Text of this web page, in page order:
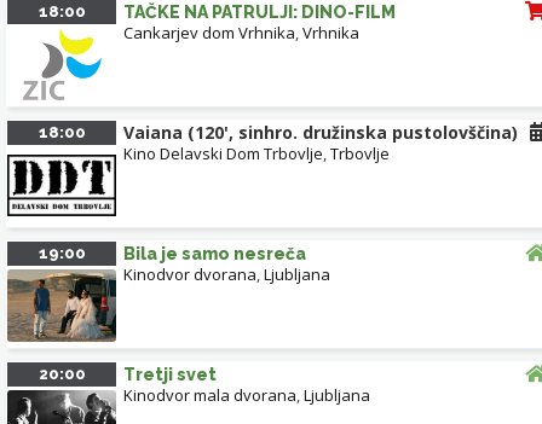
18:00 TAČKE NA PATRULJI: DINO-FILM
Cankarjev dom Vrhnika,Vrhnika
18:00 Vaiana (120', sinhro. družinska pustolovščina)
Kino Delavski Dom Trbovlje,Trbovlje
19:00 Bila je samo nesreča
Kinodvor dvorana,Ljubljana
20:00 Tretji svet
Kinodvor mala dvorana,Ljubljana